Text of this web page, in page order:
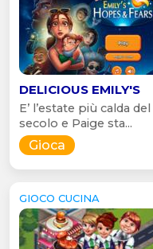
DELICIOUS EMILY'S
E’ l’estate più calda del
secolo e Paige sta...
Gioca
GIOCO CUCINA